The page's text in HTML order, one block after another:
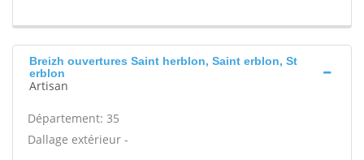
Breizh ouvertures Saint herblon, Saint erblon, St
erblon
Artisan
Département: 35
Dallage extérieur -